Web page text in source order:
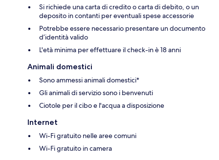
Si richiede una carta di credito o carta di debito, o un
deposito in contanti per eventuali spese accessorie
Potrebbe essere necessario presentare un documento
d’identità valido
L'età minima per effettuare il check-in è 18 anni
Animali domestici
Sono ammessi animali domestici*
Gli animali di servizio sono i benvenuti
Ciotole per il cibo e l'acqua a disposizione
Internet
Wi-Fi gratuito nelle aree comuni
Wi-Fi gratuito in camera